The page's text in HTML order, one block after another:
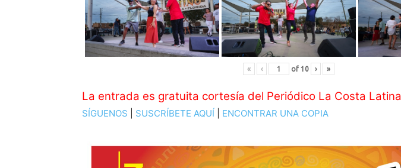
« ‹ of 10 › »
La entrada es gratuita cortesía del Periódico La Costa Latina
SÍGUENOS SUSCRÍBETE AQUÍ ENCONTRAR UNA COPIA